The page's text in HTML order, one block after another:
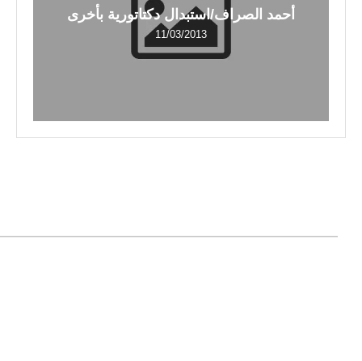
أحمد الصراف/استبدال دكتاتورية بأخرى
11/03/2013